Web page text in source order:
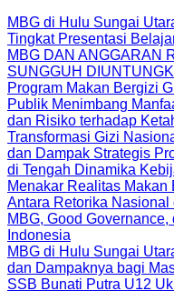
MBG di Hulu Sungai
Tingkat Presentasi
MBG DAN ANGGARAN
SUNGGUH
Program Makan Bergizi
Publik Menimbang
dan Risiko terhadap
Transformasi Gizi
dan Dampak Strategis
di Tengah Dinamika
Menakar Realitas Makan
Antara Retorika Nasional
MBG, Good
Indonesia
MBG di Hulu Sungai
dan Dampaknya bagi
SSB Bunati Putra U12